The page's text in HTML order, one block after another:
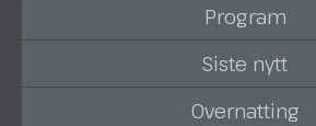
Program
Siste nytt
Overnatting